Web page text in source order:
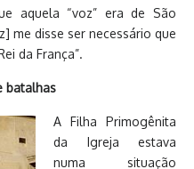
aquela “voz” era de São
me disse ser necessário que
da França”.
batalhas
A Filha Primogênita
da Igreja estava
numa situação